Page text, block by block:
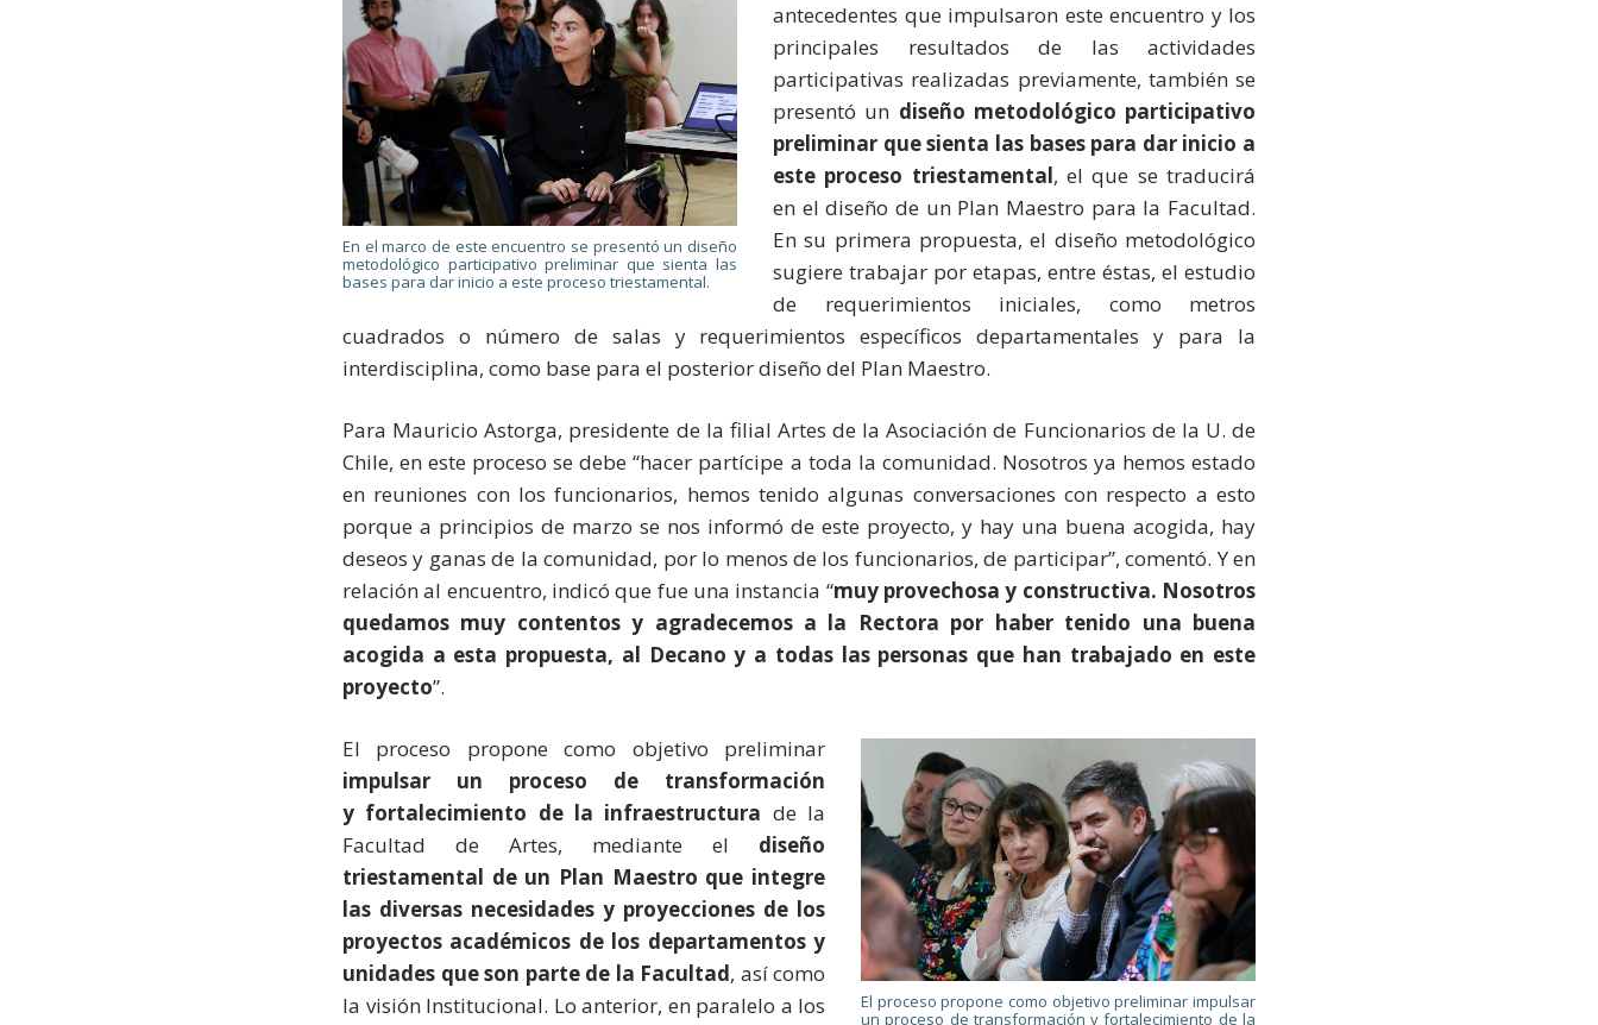
En el marco de este encuentro se presentó un diseño
metodológico participativo preliminar que sienta las
bases para dar inicio a este proceso triestamental.
antecedentes que impulsaron este encuentro y los
principales resultados de las actividades
participativas realizadas previamente, también se
presentó un diseño metodológico participativo
preliminar que sienta las bases para dar inicio a
este proceso triestamental, el que se traducirá
en el diseño de un Plan Maestro para la Facultad.
En su primera propuesta, el diseño metodológico
sugiere trabajar por etapas, entre éstas, el estudio
de requerimientos iniciales, como metros
cuadrados o número de salas y requerimientos específicos departamentales y para la
interdisciplina, como base para el posterior diseño del Plan Maestro.
Para Mauricio Astorga, presidente de la filial Artes de la Asociación de Funcionarios de la U. de
Chile, en este proceso se debe “hacer partícipe a toda la comunidad. Nosotros ya hemos estado
en reuniones con los funcionarios, hemos tenido algunas conversaciones con respecto a esto
porque a principios de marzo se nos informó de este proyecto, y hay una buena acogida, hay
deseos y ganas de la comunidad, por lo menos de los funcionarios, de participar”, comentó. Y en
relación al encuentro, indicó que fue una instancia “muy provechosa y constructiva. Nosotros
quedamos muy contentos y agradecemos a la Rectora por haber tenido una buena
acogida a esta propuesta, al Decano y a todas las personas que han trabajado en este
proyecto”.
El proceso propone como objetivo preliminar impulsar
un proceso de transformación y fortalecimiento de la
El proceso propone como objetivo preliminar
impulsar un proceso de transformación
y fortalecimiento de la infraestructura de la
Facultad de Artes, mediante el diseño
triestamental de un Plan Maestro que integre
las diversas necesidades y proyecciones de los
proyectos académicos de los departamentos y
unidades que son parte de la Facultad, así como
la visión Institucional. Lo anterior, en paralelo a los